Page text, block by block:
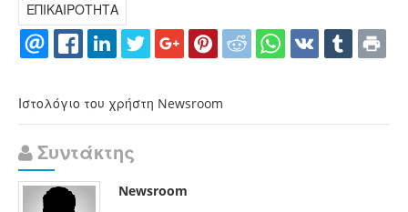
ΕΠΙΚΑΙΡΟΤΗΤΑ
Ιστολόγιο του χρήστη Newsroom
Συντάκτης
Newsroom